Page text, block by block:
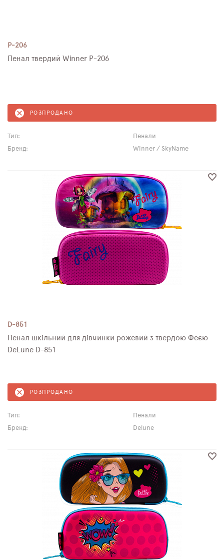
P-206
Пенал твердий Winner P-206
РОЗПРОДАНО
Тип:
Пенали
Бренд:
Winner / SkyName
D-851
Пенал шкільний для дівчинки рожевий з твердою Феєю
DeLune D-851
РОЗПРОДАНО
Тип:
Пенали
Бренд:
Delune